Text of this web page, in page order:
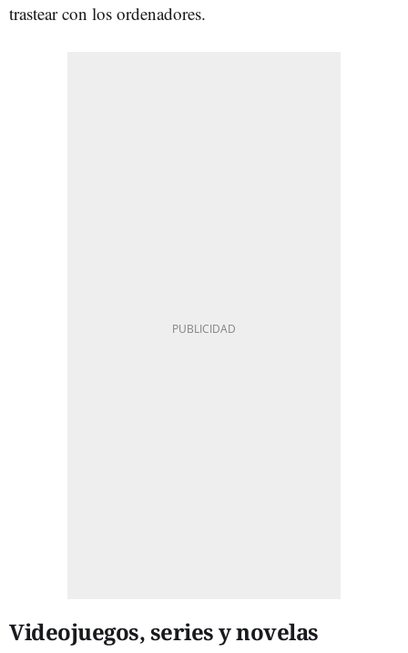
trastear con los ordenadores.
Videojuegos, series y novelas